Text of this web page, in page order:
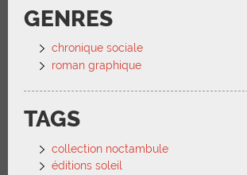
GENRES
chronique sociale
roman graphique
TAGS
collection noctambule
éditions soleil